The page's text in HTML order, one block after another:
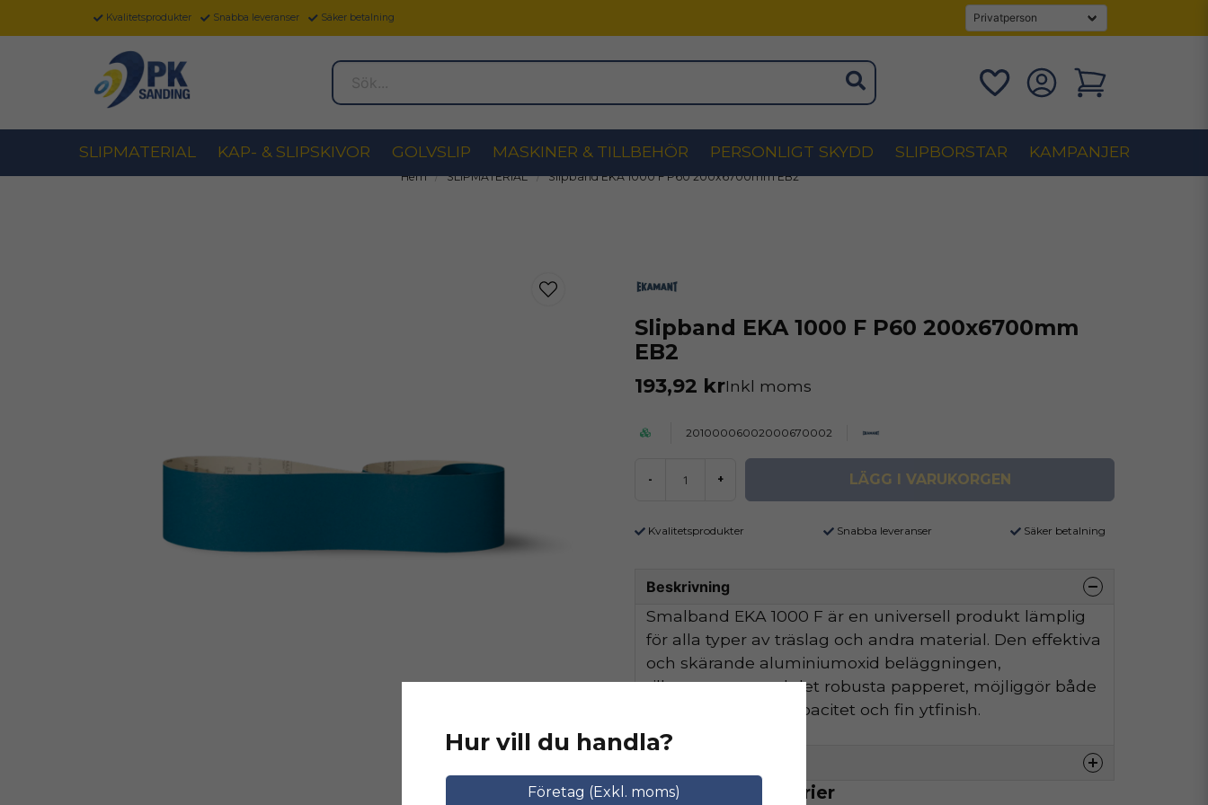
Kvalitetsprodukter Snabba leveranser Säker betalning
Sök...
SLIPMATERIAL KAP- & SLIPSKIVOR GOLVSLIP MASKINER & TILLBEHÖR PERSONLIGT SKYDD SLIPBORSTAR KAMPANJER
Hem SLIPMATERIAL Slipband EKA 1000 F P60 200x6700mm EB2
Slipband EKA 1000 F P60 200x6700mm
EB2
193,92 krInkl moms
20100006002000670002
- + LÄGG I VARUKORGEN
Kvalitetsprodukter Snabba leveranser Säker betalning
Beskrivning
Smalband EKA 1000 F är en universell produkt lämplig
för alla typer av träslag och andra material. Den effektiva
och skärande aluminiumoxid beläggningen,
tillsammans med det robusta papperet, möjliggör både
hög avverkningskapacitet och fin ytfinish.
Relaterade kategorier
Hur vill du handla?
Företag (Exkl. moms)